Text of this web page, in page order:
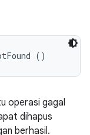
()
operasi gagal
dihapus
berhasil.